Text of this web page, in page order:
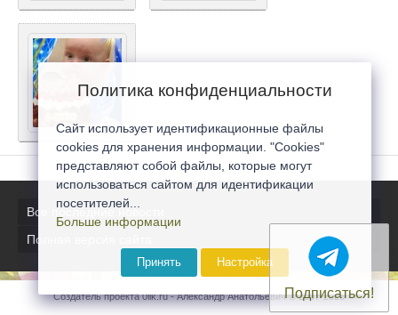
Все последние новости
Полная версия сайта
Создатель проекта 0lik.ru - Александр Анатольевич © 2007-2026
Подписаться!
Политика конфиденциальности
Сайт использует идентификационные файлы
cookies для хранения информации. "Cookies"
представляют собой файлы, которые могут
использоваться сайтом для идентификации
посетителей...
Больше информации
Принять Настройка